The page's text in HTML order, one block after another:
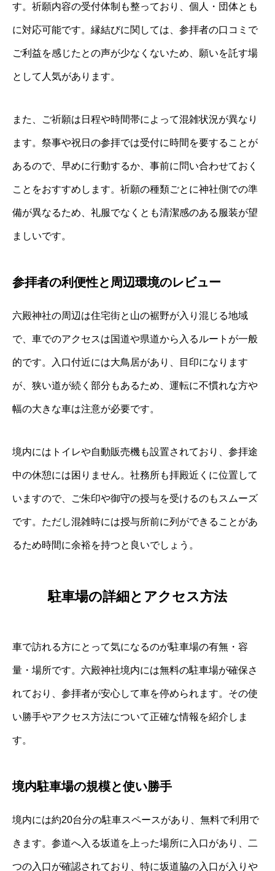
す。祈願内容の受付体制も整っており、個人・団体とも
に対応可能です。縁結びに関しては、参拝者の口コミで
ご利益を感じたとの声が少なくないため、願いを託す場
として人気があります。
また、ご祈願は日程や時間帯によって混雑状況が異なり
ます。祭事や祝日の参拝では受付に時間を要することが
あるので、早めに行動するか、事前に問い合わせておく
ことをおすすめします。祈願の種類ごとに神社側での準
備が異なるため、礼服でなくとも清潔感のある服装が望
ましいです。
参拝者の利便性と周辺環境のレビュー
六殿神社の周辺は住宅街と山の裾野が入り混じる地域
で、車でのアクセスは国道や県道から入るルートが一般
的です。入口付近には大鳥居があり、目印になります
が、狭い道が続く部分もあるため、運転に不慣れな方や
幅の大きな車は注意が必要です。
境内にはトイレや自動販売機も設置されており、参拝途
中の休憩には困りません。社務所も拝殿近くに位置して
いますので、ご朱印や御守の授与を受けるのもスムーズ
です。ただし混雑時には授与所前に列ができることがあ
るため時間に余裕を持つと良いでしょう。
駐車場の詳細とアクセス方法
車で訪れる方にとって気になるのが駐車場の有無・容
量・場所です。六殿神社境内には無料の駐車場が確保さ
れており、参拝者が安心して車を停められます。その使
い勝手やアクセス方法について正確な情報を紹介しま
す。
境内駐車場の規模と使い勝手
境内には約20台分の駐車スペースがあり、無料で利用で
きます。参道へ入る坂道を上った場所に入口があり、二
つの入口が確認されており、特に坂道脇の入口が入りや